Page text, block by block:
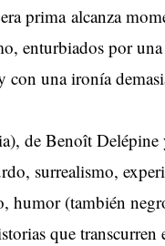
prima alcanza
enturbiados por
con una ironía
de Benoît Delépine
surrealismo,
humor (también
que transcurren